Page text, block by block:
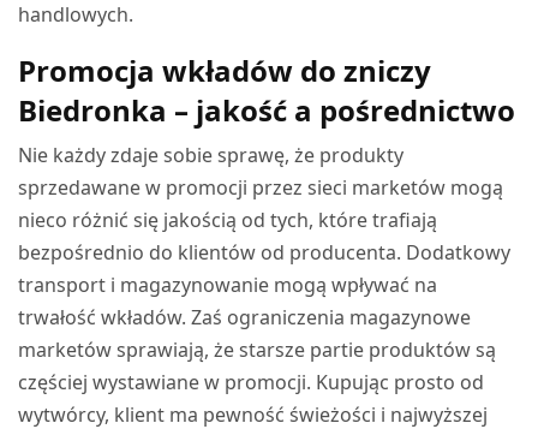
handlowych.
Promocja wkładów do zniczy
Biedronka – jakość a pośrednictwo
Nie każdy zdaje sobie sprawę, że produkty
sprzedawane w promocji przez sieci marketów mogą
nieco różnić się jakością od tych, które trafiają
bezpośrednio do klientów od producenta. Dodatkowy
transport i magazynowanie mogą wpływać na
trwałość wkładów. Zaś ograniczenia magazynowe
marketów sprawiają, że starsze partie produktów są
częściej wystawiane w promocji. Kupując prosto od
wytwórcy, klient ma pewność świeżości i najwyższej